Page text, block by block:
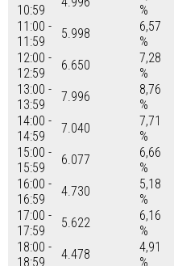
10:59
%
11:00 -
11:59
5.998
6,57
%
12:00 -
12:59
6.650
7,28
%
13:00 -
13:59
7.996
8,76
%
14:00 -
14:59
7.040
7,71
%
15:00 -
15:59
6.077
6,66
%
16:00 -
16:59
4.730
5,18
%
17:00 -
17:59
5.622
6,16
%
18:00 -
18:59
4.478
4,91
%